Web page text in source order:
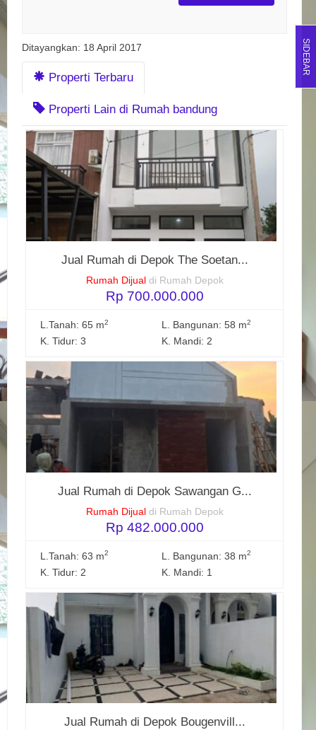
Ditayangkan: 18 April 2017
Properti Terbaru
Properti Lain di Rumah bandung
Jual Rumah di Depok The Soetan...
Rumah Dijual di Rumah Depok
Rp 700.000.000
L.Tanah: 65 m2 L. Bangunan: 58 m2
K. Tidur: 3 K. Mandi: 2
Jual Rumah di Depok Sawangan G...
Rumah Dijual di Rumah Depok
Rp 482.000.000
L.Tanah: 63 m2 L. Bangunan: 38 m2
K. Tidur: 2 K. Mandi: 1
Jual Rumah di Depok Bougenvill...
SIDEBAR